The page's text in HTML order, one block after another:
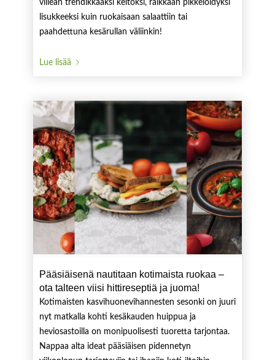
viileän trendikkääksi keitoksi, raikkaan pikkelöidyksi
lisukkeeksi kuin ruokaisaan salaattiin tai
paahdettuna kesärullan väliinkin!
Lue lisää
Pääsiäisenä nautitaan kotimaista ruokaa –
ota talteen viisi hittireseptiä ja juoma!
Kotimaisten kasvihuonevihannesten sesonki on juuri
nyt matkalla kohti kesäkauden huippua ja
heviosastoilla on monipuolisesti tuoretta tarjontaa.
Nappaa alta ideat pääsiäisen pidennetyn